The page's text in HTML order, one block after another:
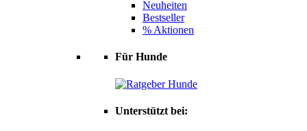
Neuheiten
Bestseller
% Aktionen
Für Hunde
Unterstützt bei: